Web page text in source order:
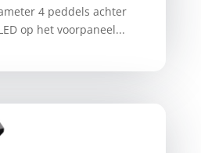
4 peddels achter
op het voorpaneel...